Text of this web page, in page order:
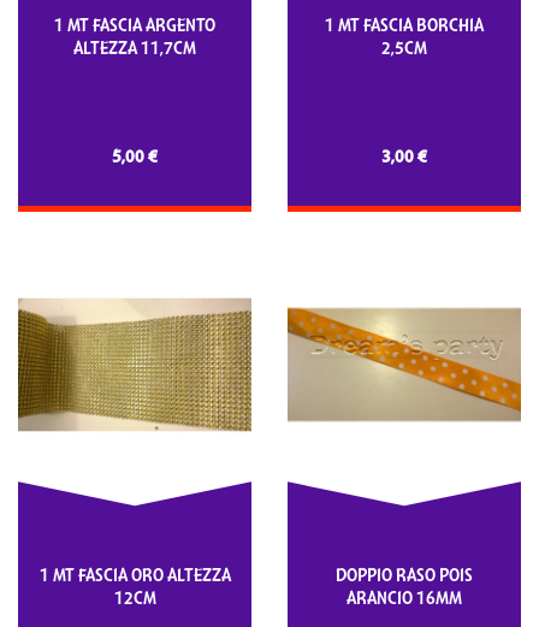
1 MT FASCIA ARGENTO
ALTEZZA 11,7CM
5,00 €
1 MT FASCIA BORCHIA
2,5CM
3,00 €
1 MT FASCIA ORO ALTEZZA
12CM
DOPPIO RASO POIS
ARANCIO 16MM